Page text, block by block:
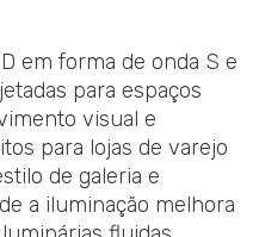
em forma de onda S e
para espaços
visual e
para lojas de varejo
de galeria e
a iluminação melhora